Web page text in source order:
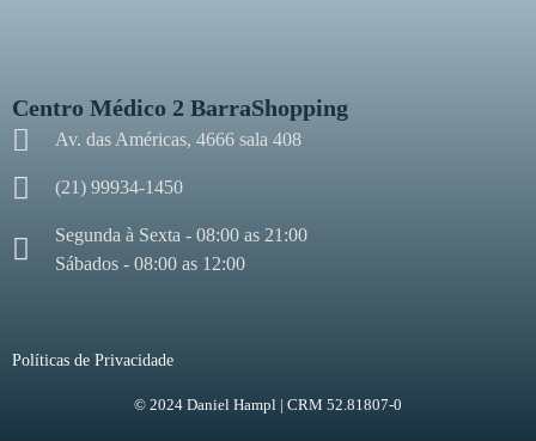
Centro Médico 2 BarraShopping
Av. das Américas, 4666 sala 408
(21) 99934-1450
Segunda à Sexta - 08:00 as 21:00
Sábados - 08:00 as 12:00
Políticas de Privacidade
© 2024 Daniel Hampl | CRM 52.81807-0